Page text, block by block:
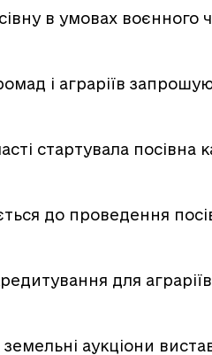
в умовах воєнного
і аграріїв
стартувала посівна
до проведення
для аграріїв
аукціони